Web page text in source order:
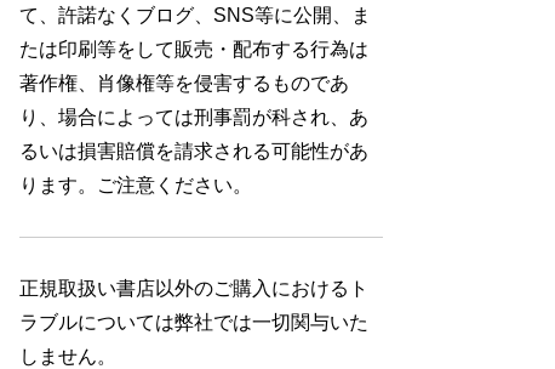
て、許諾なくブログ、SNS等に公開、ま
たは印刷等をして販売・配布する行為は
著作権、肖像権等を侵害するものであ
り、場合によっては刑事罰が科され、あ
るいは損害賠償を請求される可能性があ
ります。ご注意ください。
正規取扱い書店以外のご購入におけるト
ラブルについては弊社では一切関与いた
しません。